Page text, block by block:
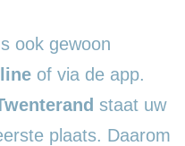
ook gewoon
of via de app.
staat uw
plaats. Daarom